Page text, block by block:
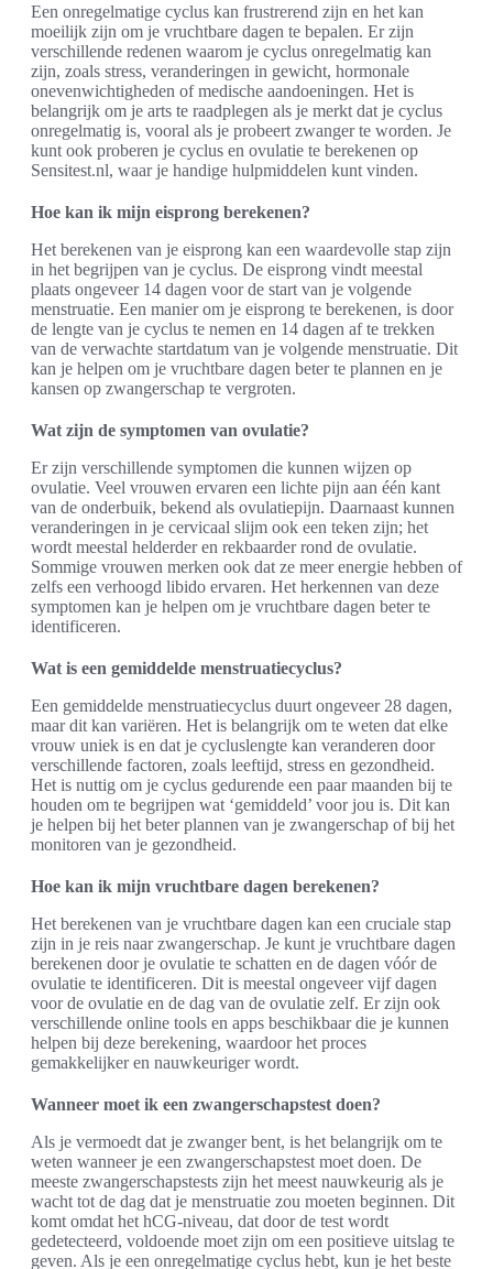
Een onregelmatige cyclus kan frustrerend zijn en het kan
moeilijk zijn om je vruchtbare dagen te bepalen. Er zijn
verschillende redenen waarom je cyclus onregelmatig kan
zijn, zoals stress, veranderingen in gewicht, hormonale
onevenwichtigheden of medische aandoeningen. Het is
belangrijk om je arts te raadplegen als je merkt dat je cyclus
onregelmatig is, vooral als je probeert zwanger te worden. Je
kunt ook proberen je cyclus en ovulatie te berekenen op
Sensitest.nl, waar je handige hulpmiddelen kunt vinden.
Hoe kan ik mijn eisprong berekenen?
Het berekenen van je eisprong kan een waardevolle stap zijn
in het begrijpen van je cyclus. De eisprong vindt meestal
plaats ongeveer 14 dagen voor de start van je volgende
menstruatie. Een manier om je eisprong te berekenen, is door
de lengte van je cyclus te nemen en 14 dagen af te trekken
van de verwachte startdatum van je volgende menstruatie. Dit
kan je helpen om je vruchtbare dagen beter te plannen en je
kansen op zwangerschap te vergroten.
Wat zijn de symptomen van ovulatie?
Er zijn verschillende symptomen die kunnen wijzen op
ovulatie. Veel vrouwen ervaren een lichte pijn aan één kant
van de onderbuik, bekend als ovulatiepijn. Daarnaast kunnen
veranderingen in je cervicaal slijm ook een teken zijn; het
wordt meestal helderder en rekbaarder rond de ovulatie.
Sommige vrouwen merken ook dat ze meer energie hebben of
zelfs een verhoogd libido ervaren. Het herkennen van deze
symptomen kan je helpen om je vruchtbare dagen beter te
identificeren.
Wat is een gemiddelde menstruatiecyclus?
Een gemiddelde menstruatiecyclus duurt ongeveer 28 dagen,
maar dit kan variëren. Het is belangrijk om te weten dat elke
vrouw uniek is en dat je cycluslengte kan veranderen door
verschillende factoren, zoals leeftijd, stress en gezondheid.
Het is nuttig om je cyclus gedurende een paar maanden bij te
houden om te begrijpen wat ‘gemiddeld’ voor jou is. Dit kan
je helpen bij het beter plannen van je zwangerschap of bij het
monitoren van je gezondheid.
Hoe kan ik mijn vruchtbare dagen berekenen?
Het berekenen van je vruchtbare dagen kan een cruciale stap
zijn in je reis naar zwangerschap. Je kunt je vruchtbare dagen
berekenen door je ovulatie te schatten en de dagen vóór de
ovulatie te identificeren. Dit is meestal ongeveer vijf dagen
voor de ovulatie en de dag van de ovulatie zelf. Er zijn ook
verschillende online tools en apps beschikbaar die je kunnen
helpen bij deze berekening, waardoor het proces
gemakkelijker en nauwkeuriger wordt.
Wanneer moet ik een zwangerschapstest doen?
Als je vermoedt dat je zwanger bent, is het belangrijk om te
weten wanneer je een zwangerschapstest moet doen. De
meeste zwangerschapstests zijn het meest nauwkeurig als je
wacht tot de dag dat je menstruatie zou moeten beginnen. Dit
komt omdat het hCG-niveau, dat door de test wordt
gedetecteerd, voldoende moet zijn om een positieve uitslag te
geven. Als je een onregelmatige cyclus hebt, kun je het beste